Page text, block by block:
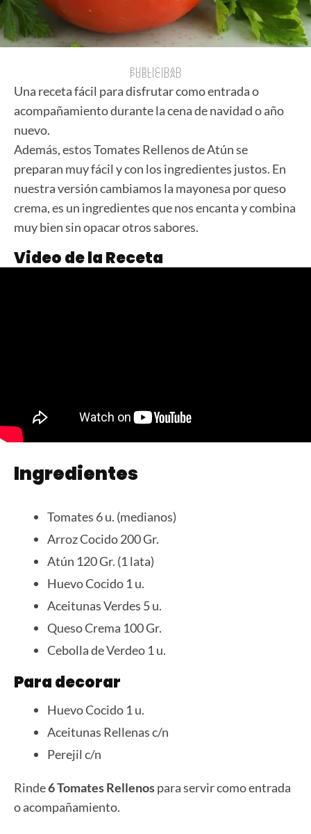
PUBLICIDAD
PUBLICIDAD
Una receta fácil para disfrutar como entrada o
acompañamiento durante la cena de navidad o año
nuevo.
Además, estos Tomates Rellenos de Atún se
preparan muy fácil y con los ingredientes justos. En
nuestra versión cambiamos la mayonesa por queso
crema, es un ingredientes que nos encanta y combina
muy bien sin opacar otros sabores.
Video de la Receta
Ingredientes
Tomates 6 u. (medianos)
Arroz Cocido 200 Gr.
Atún 120 Gr. (1 lata)
Huevo Cocido 1 u.
Aceitunas Verdes 5 u.
Queso Crema 100 Gr.
Cebolla de Verdeo 1 u.
Para decorar
Huevo Cocido 1 u.
Aceitunas Rellenas c/n
Perejil c/n
Rinde6 Tomates Rellenospara servir como entrada
o acompañamiento.